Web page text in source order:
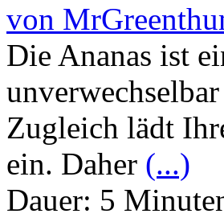
von
Die Ananas ist
Zugleich lädt
ein. Daher (...)
Dauer: 5